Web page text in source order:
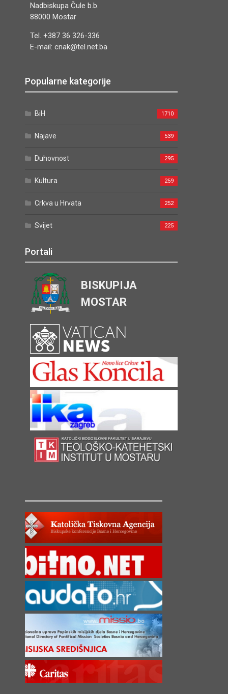
Nadbiskupa Čule b.b.
88000 Mostar
Tel. +387 36 326-336
E-mail: cnak@tel.net.ba
Popularne kategorije
BiH 1710
Najave 539
Duhovnost 295
Kultura 259
Crkva u Hrvata 252
Svijet 225
Portali
BISKUPIJA
MOSTAR